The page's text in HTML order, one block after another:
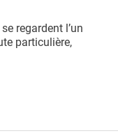
regardent l’un
particulière,